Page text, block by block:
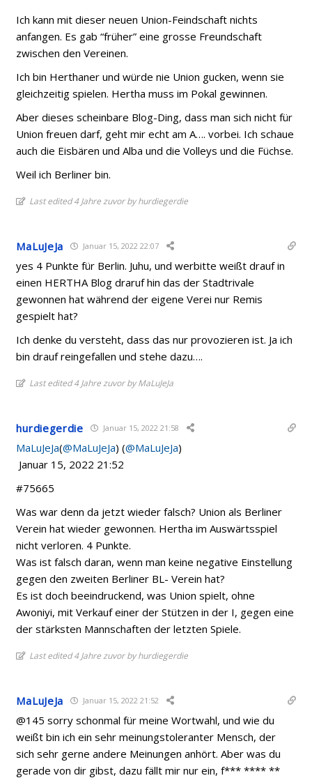
Ich kann mit dieser neuen Union-Feindschaft nichts
anfangen. Es gab “früher” eine grosse Freundschaft
zwischen den Vereinen.
Ich bin Herthaner und würde nie Union gucken, wenn sie
gleichzeitig spielen. Hertha muss im Pokal gewinnen.
Aber dieses scheinbare Blog-Ding, dass man sich nicht für
Union freuen darf, geht mir echt am A…. vorbei. Ich schaue
auch die Eisbären und Alba und die Volleys und die Füchse.
Weil ich Berliner bin.
Last edited 4 Jahre zuvor by hurdiegerdie
MaLuJeJa Januar 15, 2022 22:07
yes 4 Punkte für Berlin. Juhu, und werbitte weißt drauf in
einen HERTHA Blog draruf hin das der Stadtrivale
gewonnen hat während der eigene Verei nur Remis
gespielt hat?
Ich denke du versteht, dass das nur provozieren ist. Ja ich
bin drauf reingefallen und stehe dazu….
Last edited 4 Jahre zuvor by MaLuJeJa
hurdiegerdie Januar 15, 2022 21:58
MaLuJeJa(@MaLuJeJa) (@MaLuJeJa)
Januar 15, 2022 21:52
#75665
Was war denn da jetzt wieder falsch? Union als Berliner
Verein hat wieder gewonnen. Hertha im Auswärtsspiel
nicht verloren. 4 Punkte.
Was ist falsch daran, wenn man keine negative Einstellung
gegen den zweiten Berliner BL- Verein hat?
Es ist doch beeindruckend, was Union spielt, ohne
Awoniyi, mit Verkauf einer der Stützen in der I, gegen eine
der stärksten Mannschaften der letzten Spiele.
Last edited 4 Jahre zuvor by hurdiegerdie
MaLuJeJa Januar 15, 2022 21:52
@145 sorry schonmal für meine Wortwahl, und wie du
weißt bin ich ein sehr meinungstoleranter Mensch, der
sich sehr gerne andere Meinungen anhört. Aber was du
gerade von dir gibst, dazu fällt mir nur ein, f*** **** **